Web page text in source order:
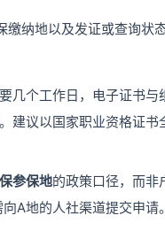
纳地以及发证或查询状
几个工作日，电子证书
建议以国家职业资格证
参保地的政策口径，而非
A地的人社渠道提交申请。